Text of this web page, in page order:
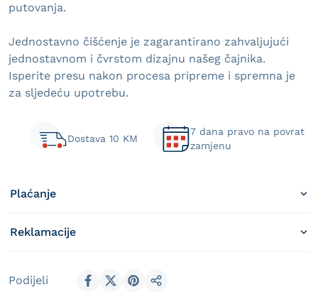
putovanja.
Jednostavno čišćenje je zagarantirano zahvaljujući
jednostavnom i čvrstom dizajnu našeg čajnika.
Isperite presu nakon procesa pripreme i spremna je
za sljedeću upotrebu.
Dostava 10 KM
7 dana pravo na povrat
zamjenu
Plaćanje
Reklamacije
Podijeli
Podijeli